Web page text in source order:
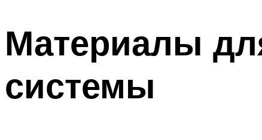
Материалы
системы